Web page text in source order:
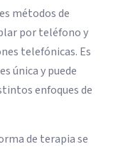
métodos de
por teléfono y
telefónicas. Es
única y puede
enfoques de
de terapia se